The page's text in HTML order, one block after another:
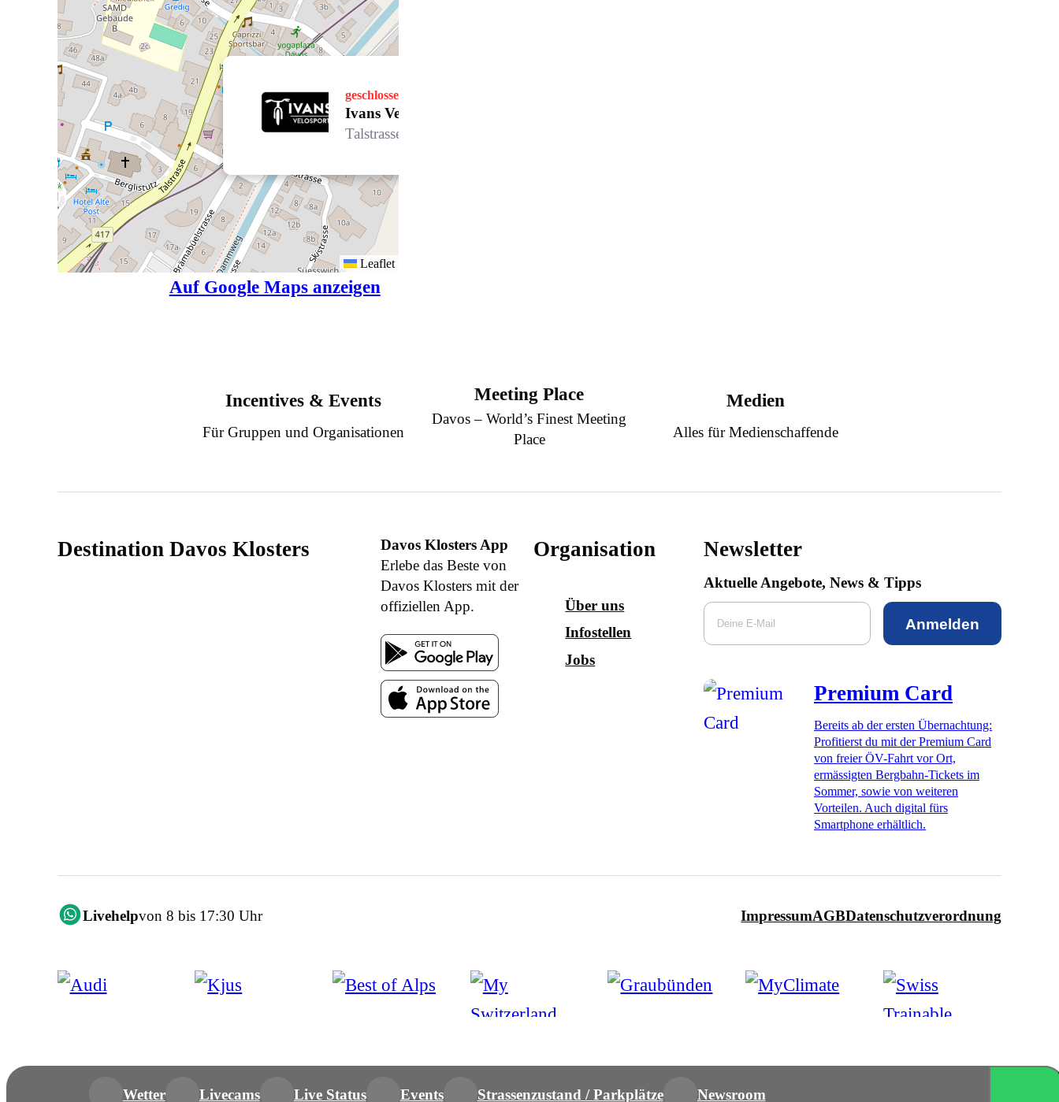
geschlossen
Ivans Velosport *
Talstrasse 22, 7270 Davos Platz
Leaflet
Auf Google Maps anzeigen
Incentives & Events
Für Gruppen und Organisationen
Meeting Place
Davos – World’s Finest Meeting
Place
Medien
Alles für Medienschaffende
Destination Davos Klosters
Davos Klosters App
Erlebe das Beste von
Davos Klosters mit der
offiziellen App.
Organisation
Über uns
Infostellen
Jobs
Newsletter
Aktuelle Angebote, News & Tipps
Anmelden
Premium Card
Bereits ab der ersten Übernachtung:
Profitierst du mit der Premium Card
von freier ÖV-Fahrt vor Ort,
ermässigten Bergbahn-Tickets im
Sommer, sowie von weiteren
Vorteilen. Auch digital fürs
Smartphone erhältlich.
Livehelpvon 8 bis 17:30 Uhr ImpressumAGBDatenschutzverordnung
Wetter Livecams Live Status Events Strassenzustand / Parkplätze Newsroom